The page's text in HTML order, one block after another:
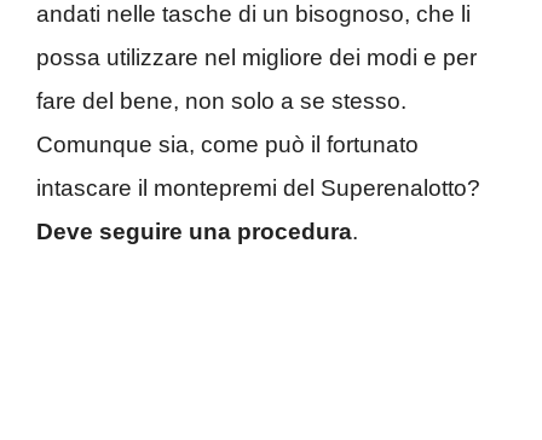
andati nelle tasche di un bisognoso, che li
possa utilizzare nel migliore dei modi e per
fare del bene, non solo a se stesso.
Comunque sia, come può il fortunato
intascare il montepremi del Superenalotto?
Deve seguire una procedura.